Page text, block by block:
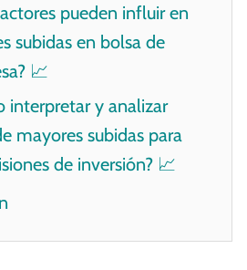
pueden influir en
subidas en bolsa de
📈
interpretar y analizar
mayores subidas para
de inversión? 📈